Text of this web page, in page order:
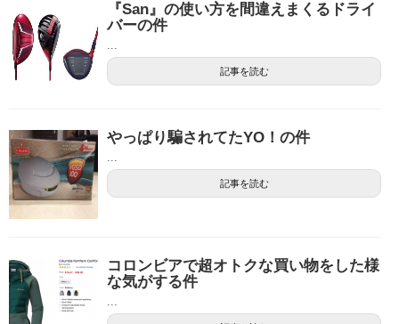
『San』の使い方を間違えまくるドライ
バーの件
...
記事を読む
やっぱり騙されてたYO！の件
...
記事を読む
コロンビアで超オトクな買い物をした様
な気がする件
...